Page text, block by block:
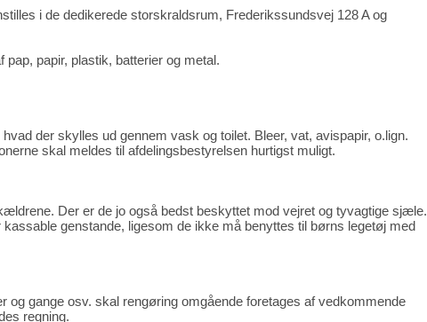
i de dedikerede storskraldsrum, Frederikssundsvej 128 A og
papir, plastik, batterier og metal.
der skylles ud gennem vask og toilet. Bleer, vat, avispapir, o.lign.
skal meldes til afdelingsbestyrelsen hurtigst muligt.
Der er de jo også bedst beskyttet mod vejret og tyvagtige sjæle.
genstande, ligesom de ikke må benyttes til børns legetøj med
og gange osv. skal rengøring omgående foretages af vedkommende
regning.